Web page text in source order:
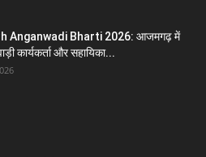
Anganwadi Bharti 2026: आजमगढ़ में
कार्यकर्ता और सहायिका...